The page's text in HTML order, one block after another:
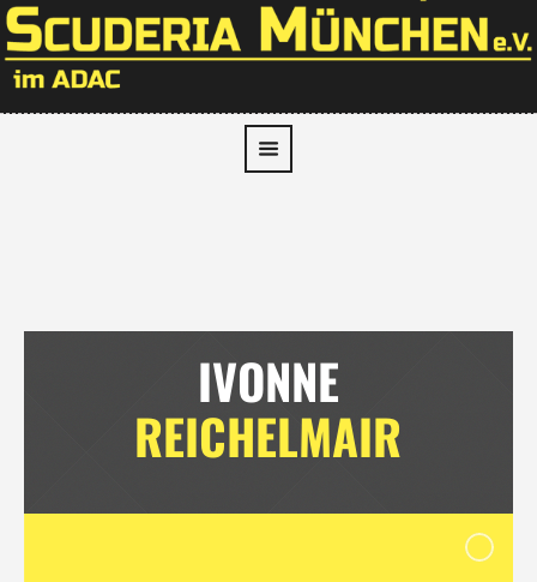
IVONNE
REICHELMAIR